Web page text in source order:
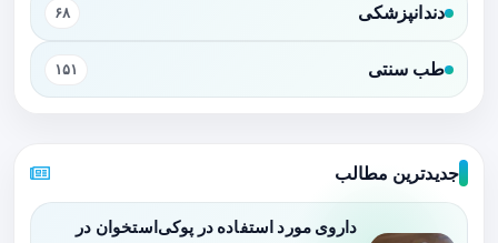
دندانپزشکی ۶۸
طب سنتی ۱۵۱
جدیدترین مطالب
داروی مورد استفاده در پوکی‌استخوان در